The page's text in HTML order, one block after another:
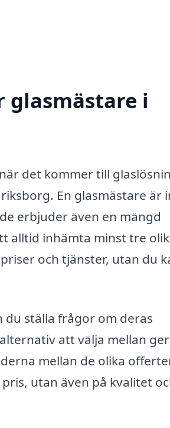
glasmästare i
det kommer till
En glasmästare är
erbjuder även en mängd
alltid inhämta minst tre
och tjänster, utan du
du ställa frågor om deras
att välja mellan
mellan de olika
utan även på kvalitet